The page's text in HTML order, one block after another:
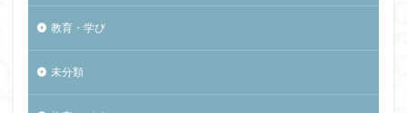
教育・学び
未分類